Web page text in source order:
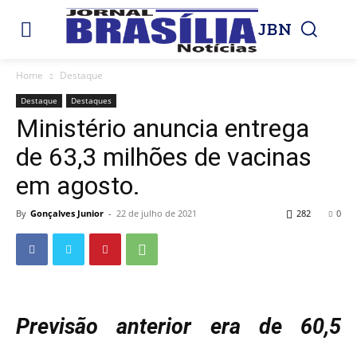
JBN
Home Destaque
Destaque Destaques
Ministério anuncia entrega
de 63,3 milhões de vacinas
em agosto.
By Gonçalves Junior - 22 de julho de 2021 0
282
Previsão anterior era de 60,5